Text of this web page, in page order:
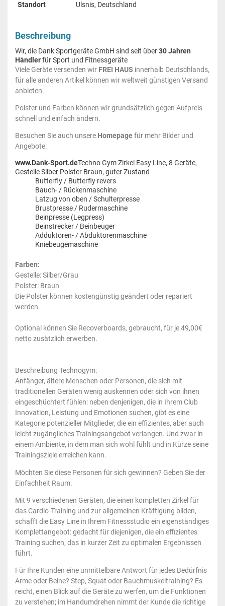
Standort
Ulsnis, Deutschland
Beschreibung
Wir, die Dank Sportgeräte GmbH sind seit über30 Jahren
Händlerfür Sport und Fitnessgeräte
Viele Geräte versenden wir FREI HAUS innerhalb Deutschlands,
für alle anderen Artikel können wir weltweit günstigen Versand
anbieten.
Polster und Farben können wir grundsätzlich gegen Aufpreis
schnell und einfach ändern.
Besuchen Sie auch unsere Homepagefür mehr Bilder und
Angebote:
www.Dank-Sport.deTechno Gym Zirkel Easy Line, 8 Geräte,
Gestelle Silber Polster Braun, guter Zustand
Butterfly / Butterfly revers
Bauch- / Rückenmaschine
Latzug von oben / Schulterpresse
Brustpresse / Rudermaschine
Beinpresse (Legpress)
Beinstrecker / Beinbeuger
Adduktoren- / Abduktorenmaschine
Kniebeugemaschine
Farben:
Gestelle: Silber/Grau
Polster: Braun
Die Polster können kostengünstig geändert oder repariert
werden.
Optional können Sie Recoverboards, gebraucht, für je 49,00€
netto zusätzlich erwerben.
Beschreibung Technogym:
Anfänger, ältere Menschen oder Personen, die sich mit
traditionellen Geräten wenig auskennen oder sich von ihnen
eingeschüchtert fühlen: neben denjenigen, die in Ihrem Club
Innovation, Leistung und Emotionen suchen, gibt es eine
Kategorie potenzieller Mitglieder, die ein effizientes, aber auch
leicht zugängliches Trainingsangebot verlangen. Und zwar in
einem Ambiente, in dem man sich wohl fühlt und in Kürze seine
Trainingsziele erreichen kann.
Möchten Sie diese Personen für sich gewinnen? Geben Sie der
Einfachheit Raum.
Mit 9 verschiedenen Geräten, die einen kompletten Zirkel für
das Cardio-Training und zur allgemeinen Kräftigung bilden,
schafft die Easy Line in Ihrem Fitnessstudio ein eigenständiges
Komplettangebot: gedacht für diejenigen, die ein effizientes
Training suchen, das in kurzer Zeit zu optimalen Ergebnissen
führt.
Für Ihre Kunden eine unmittelbare Antwort für jedes Bedürfnis
Arme oder Beine? Step, Squat oder Bauchmuskeltraining? Es
reicht, einen Blick auf die Geräte zu werfen, um die Funktionen
zu verstehen; im Handumdrehen nimmt der Kunde die richtige